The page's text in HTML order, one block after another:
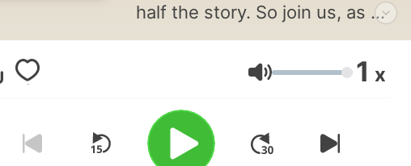
half the story. So join us, as we
discuss failed road trips,
unbelievable car deals and
WTF moments! Lautstärke 1 x